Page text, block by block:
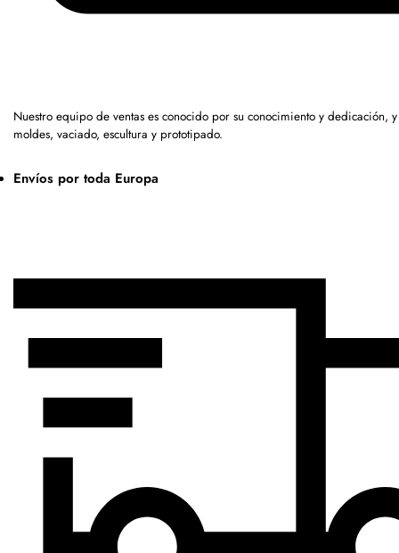
Nuestro equipo de ventas es conocido por su conocimiento y dedicación,
moldes, vaciado, escultura y prototipado.
Envíos por toda Europa